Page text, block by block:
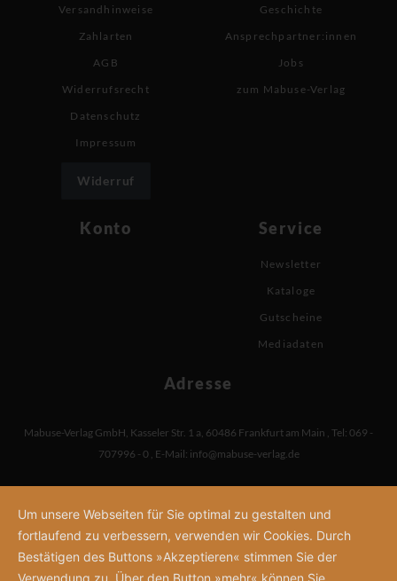
Versandhinweise
Zahlarten
AGB
Widerrufsrecht
Datenschutz
Impressum
Widerruf
Geschichte
Ansprechpartner:innen
Jobs
zum Mabuse-Verlag
Konto Service
Newsletter
Kataloge
Gutscheine
Mediadaten
Adresse
Mabuse-Verlag GmbH, Kasseler Str. 1 a, 60486 Frankfurt am Main , Tel: 069 -
707996 - 0 , E-Mail: info@mabuse-verlag.de
Um unsere Webseiten für Sie optimal zu gestalten und
fortlaufend zu verbessern, verwenden wir Cookies. Durch
Bestätigen des Buttons »Akzeptieren« stimmen Sie der
Verwendung zu. Über den Button »mehr« können Sie